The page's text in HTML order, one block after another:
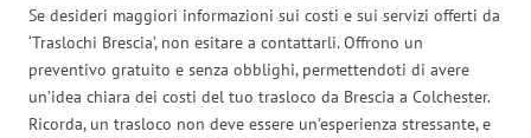
Se desideri maggiori informazioni sui costi e sui servizi offerti da
‘Traslochi Brescia’, non esitare a contattarli. Offrono un
preventivo gratuito e senza obblighi, permettendoti di avere
un’idea chiara dei costi del tuo trasloco da Brescia a Colchester.
Ricorda, un trasloco non deve essere un’esperienza stressante, e